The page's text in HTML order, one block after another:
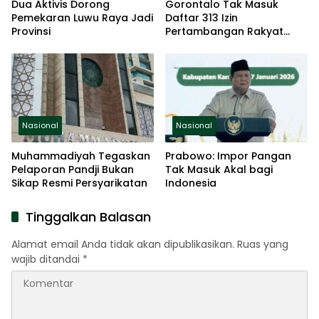
Dua Aktivis Dorong
Pemekaran Luwu Raya Jadi
Provinsi
Gorontalo Tak Masuk
Daftar 313 Izin
Pertambangan Rakyat
Nasional
Muhammadiyah Tegaskan
Pelaporan Pandji Bukan
Sikap Resmi Persyarikatan
Nasional
Prabowo: Impor Pangan
Tak Masuk Akal bagi
Indonesia
Tinggalkan Balasan
Alamat email Anda tidak akan dipublikasikan. Ruas yang
wajib ditandai *